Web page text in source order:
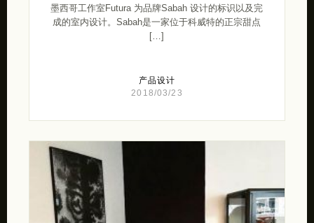
墨西哥工作室Futura 为品牌Sabah 设计的标识以及完
成的室内设计。Sabah是一家位于科威特的正宗甜点
[…]
产品设计
2018/03/23